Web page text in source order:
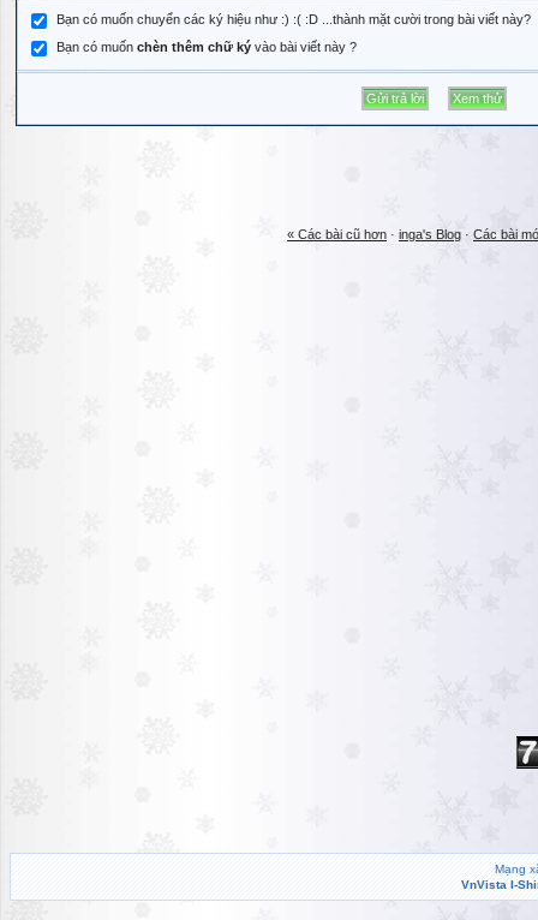
Bạn có muốn chuyển các ký hiệu như :) :( :D ...thành mặt cười trong bài viết này?
Bạn có muốn chèn thêm chữ ký vào bài viết này ?
« Các bài cũ hơn · inga's Blog · Các bài
Mạng
VnVista I-